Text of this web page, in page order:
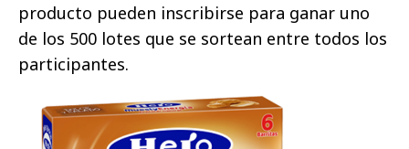
producto pueden inscribirse para ganar uno
de los 500 lotes que se sortean entre todos los
participantes.